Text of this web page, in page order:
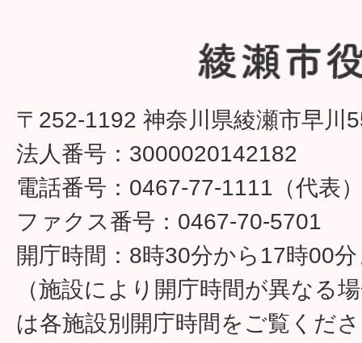
〒252-1192 神奈川県綾瀬市早川
法人番号：3000020142182
電話番号：0467-77-1111（代表
ファクス番号：0467-70-5701
開庁時間：8時30分から17時00
（施設により開庁時間が異なる
は各施設別開庁時間をご覧くだ